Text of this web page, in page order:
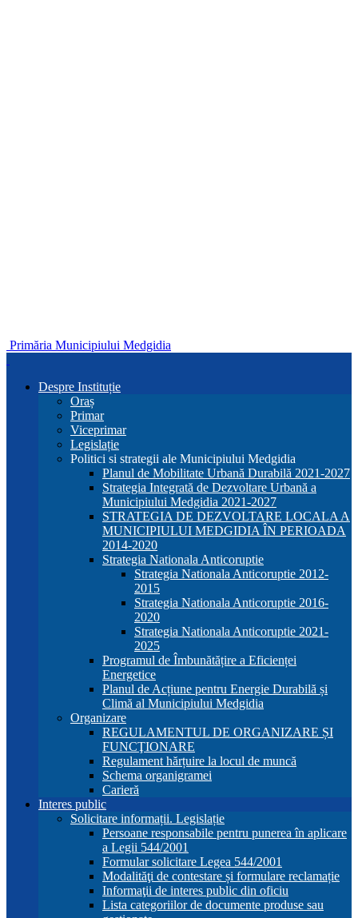
Primăria Municipiului Medgidia
Despre Instituție
Oraș
Primar
Viceprimar
Legislație
Politici si strategii ale Municipiului Medgidia
Planul de Mobilitate Urbană Durabilă 2021-2027
Strategia Integrată de Dezvoltare Urbană a
Municipiului Medgidia 2021-2027
STRATEGIA DE DEZVOLTARE LOCALA A
MUNICIPIULUI MEDGIDIA ÎN PERIOADA
2014-2020
Strategia Nationala Anticoruptie
Strategia Nationala Anticoruptie 2012-
2015
Strategia Nationala Anticoruptie 2016-
2020
Strategia Nationala Anticoruptie 2021-
2025
Programul de Îmbunătățire a Eficienței
Energetice
Planul de Acțiune pentru Energie Durabilă și
Climă al Municipiului Medgidia
Organizare
REGULAMENTUL DE ORGANIZARE ȘI
FUNCŢIONARE
Regulament hărțuire la locul de muncă
Schema organigramei
Carieră
Interes public
Solicitare informații. Legislație
Persoane responsabile pentru punerea în aplicare
a Legii 544/2001
Formular solicitare Legea 544/2001
Modalităţi de contestare și formulare reclamație
Informaţii de interes public din oficiu
Lista categoriilor de documente produse sau